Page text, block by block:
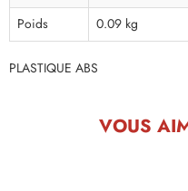
Poids
0.09 kg
PLASTIQUE ABS
VOUS